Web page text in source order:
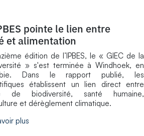
pointe le lien entre
et alimentation
édition de l’IPBES, le « GIEC de la
» s'est terminée à Windhoek, en
Dans le rapport publié, les
établissent un lien direct entre
de biodiversité, santé humaine,
et dérèglement climatique.
plus